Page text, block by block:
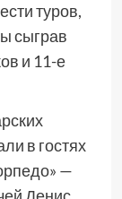
туров,
сыграв
и 11-е
в гостях
—